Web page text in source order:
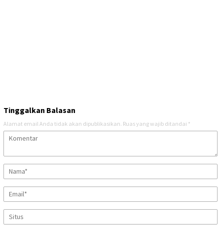
Tinggalkan Balasan
Alamat email Anda tidak akan dipublikasikan. Ruas yang wajib ditandai *